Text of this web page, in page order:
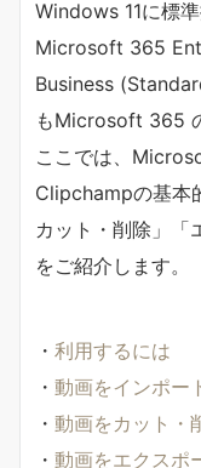
Windows 11に標
Microsoft 365
Business
もMicrosoft 365
ここでは、
Clipchampの基本
カット・削除」「
をご紹介します。
・ 利用するには
・ 動画をインポー
・ 動画をカット・
・ 動画をエクスポ